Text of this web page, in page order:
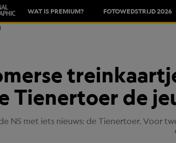
WAT IS PREMIUM? FOTOWEDSTRIJD 2026
Tienertoer de
NS met iets nieuws: de Tienertoer. Voor